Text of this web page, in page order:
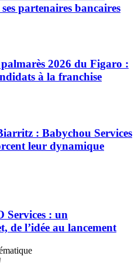
partenaires bancaires
2026 du Figaro :
à la franchise
: Babychou Services
leur dynamique
Services : un
de l’idée au lancement